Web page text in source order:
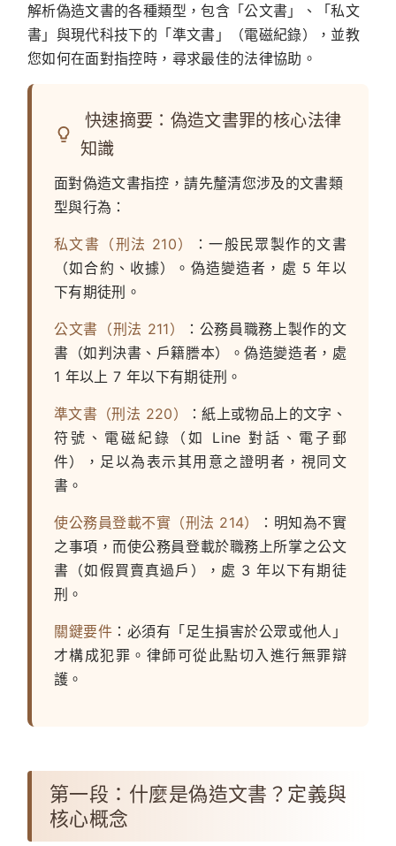
解析偽造文書的各種類型，包含「公文書」、「私文
書」與現代科技下的「準文書」（電磁紀錄），並教
您如何在面對指控時，尋求最佳的法律協助。
快速摘要：偽造文書罪的核心法律
知識
面對偽造文書指控，請先釐清您涉及的文書類
型與行為：
私文書（刑法 210）
：一般民眾製作的文書
（如合約、收據）。偽造變造者，處 5 年以
下有期徒刑。
公文書（刑法 211）
：公務員職務上製作的文
書（如判決書、戶籍謄本）。偽造變造者，處
1 年以上 7 年以下有期徒刑。
準文書（刑法 220）
：紙上或物品上的文字、
符號、電磁紀錄（如 Line 對話、電子郵
件），足以為表示其用意之證明者，視同文
書。
使公務員登載不實（刑法 214）
：明知為不實
之事項，而使公務員登載於職務上所掌之公文
書（如假買賣真過戶），處 3 年以下有期徒
刑。
關鍵要件 ：必須有「足生損害於公眾或他人」
才構成犯罪。律師可從此點切入進行無罪辯
護。
第一段：什麼是偽造文書？定義與
核心概念